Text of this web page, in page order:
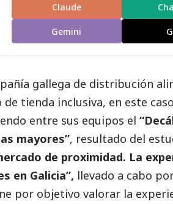
Claude
Gemini
gallega de distribución
de tienda inclusiva, en este
entre sus equipos el
mayores”, resultado del
de proximidad. La
en Galicia”, llevado a cabo
por objetivo valorar la